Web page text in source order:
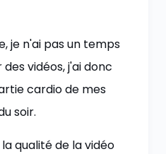
je n'ai pas un temps
vidéos, j'ai donc
cardio de mes
soir.
qualité de la vidéo